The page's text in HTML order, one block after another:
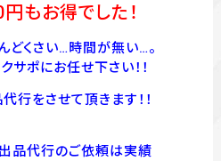
円もお得でした！
どくさい…時間が無い…。
サポにお任せ下さい！！
行をさせて頂きます！！
品代行のご依頼は実績